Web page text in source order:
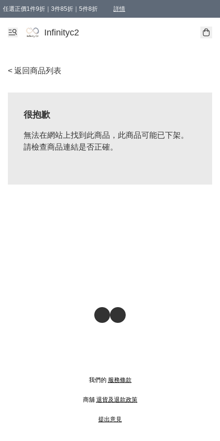
任選正價1件9折｜3件85折｜5件8折 詳情
精選商品，任選買1件或以上減HKD 20.00；買2件或以上減HKD 60.00；買3件
Infinityc2 wears 滿$800免運費
Bucks & Leather 滿$1000免運費
Infinityc2
< 返回商品列表
很抱歉
無法在網站上找到此商品，此商品可能已下架。
請檢查商品連結是否正確。
我們的 服務條款
商舖 退貨及退款政策
提出意見